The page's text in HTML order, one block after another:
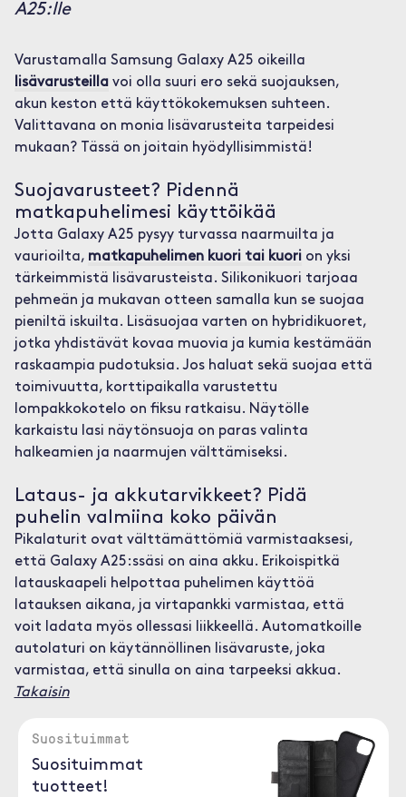
A25:lle
Varustamalla Samsung Galaxy A25 oikeilla
lisävarusteillavoi olla suuri ero sekä suojauksen,
akun keston että käyttökokemuksen suhteen.
Valittavana on monia lisävarusteita tarpeidesi
mukaan? Tässä on joitain hyödyllisimmistä!
Suojavarusteet? Pidennä
matkapuhelimesi käyttöikää
Jotta Galaxy A25 pysyy turvassa naarmuilta ja
vaurioilta, matkapuhelimen kuori tai kuorion yksi
tärkeimmistä lisävarusteista. Silikonikuori tarjoaa
pehmeän ja mukavan otteen samalla kun se suojaa
pieniltä iskuilta. Lisäsuojaa varten on hybridikuoret,
jotka yhdistävät kovaa muovia ja kumia kestämään
raskaampia pudotuksia. Jos haluat sekä suojaa että
toimivuutta, korttipaikalla varustettu
lompakkokotelo on fiksu ratkaisu. Näytölle
karkaistu lasi näytönsuoja on paras valinta
halkeamien ja naarmujen välttämiseksi.
Lataus- ja akkutarvikkeet? Pidä
puhelin valmiina koko päivän
Pikalaturit ovat välttämättömiä varmistaaksesi,
että Galaxy A25:ssäsi on aina akku. Erikoispitkä
latauskaapeli helpottaa puhelimen käyttöä
latauksen aikana, ja virtapankki varmistaa, että
voit ladata myös ollessasi liikkeellä. Automatkoille
autolaturi on käytännöllinen lisävaruste, joka
varmistaa, että sinulla on aina tarpeeksi akkua.
Takaisin
Suosituimmat
Suosituimmat
tuotteet!